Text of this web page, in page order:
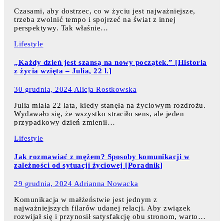
Czasami, aby dostrzec, co w życiu jest najważniejsze,
trzeba zwolnić tempo i spojrzeć na świat z innej
perspektywy. Tak właśnie…
Lifestyle
„Każdy dzień jest szansą na nowy początek.” [Historia
z życia wzięta – Julia, 22 l.]
30 grudnia, 2024 Alicja Rostkowska
Julia miała 22 lata, kiedy stanęła na życiowym rozdrożu.
Wydawało się, że wszystko straciło sens, ale jeden
przypadkowy dzień zmienił…
Lifestyle
Jak rozmawiać z mężem? Sposoby komunikacji w
zależności od sytuacji życiowej [Poradnik]
29 grudnia, 2024 Adrianna Nowacka
Komunikacja w małżeństwie jest jednym z
najważniejszych filarów udanej relacji. Aby związek
rozwijał się i przynosił satysfakcję obu stronom, warto…